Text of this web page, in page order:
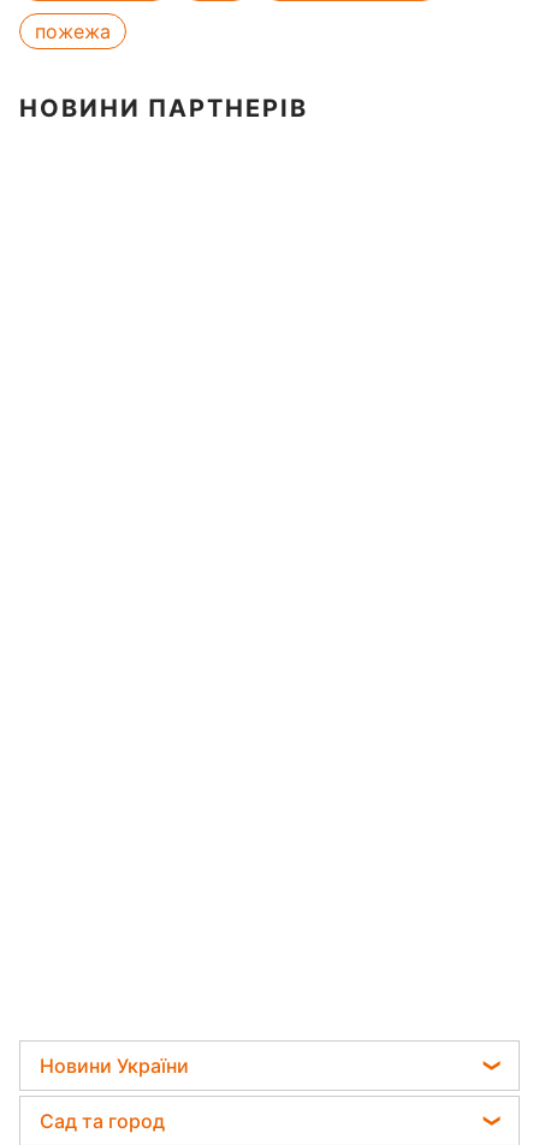
пожежа
НОВИНИ ПАРТНЕРІВ
Дуда звернувся до Трампа з
приводу "ядерки": чого хоче